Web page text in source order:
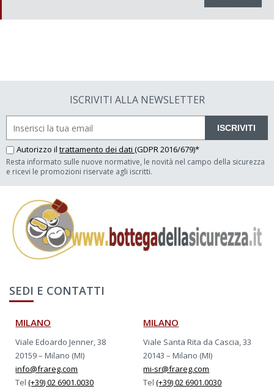
ISCRIVITI ALLA NEWSLETTER
ISCRIVITI
Autorizzo il trattamento dei dati (GDPR 2016/679)*
Resta informato sulle nuove normative, le novità nel campo della sicurezza
e ricevi le promozioni riservate agli iscritti.
SEDI E CONTATTI
MILANO
Viale Edoardo Jenner, 38
20159 – Milano (MI)
info@frareg.com
Tel(+39) 02 6901.0030
MILANO
Viale Santa Rita da Cascia, 33
20143 – Milano (MI)
mi-sr@frareg.com
Tel(+39) 02 6901.0030